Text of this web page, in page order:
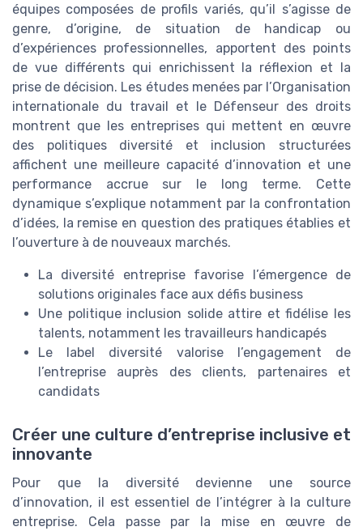
équipes composées de profils variés, qu’il s’agisse de
genre, d’origine, de situation de handicap ou
d’expériences professionnelles, apportent des points
de vue différents qui enrichissent la réflexion et la
prise de décision. Les études menées par l’Organisation
internationale du travail et le Défenseur des droits
montrent que les entreprises qui mettent en œuvre
des politiques diversité et inclusion structurées
affichent une meilleure capacité d’innovation et une
performance accrue sur le long terme. Cette
dynamique s’explique notamment par la confrontation
d’idées, la remise en question des pratiques établies et
l’ouverture à de nouveaux marchés.
La diversité entreprise favorise l’émergence de
solutions originales face aux défis business
Une politique inclusion solide attire et fidélise les
talents, notamment les travailleurs handicapés
Le label diversité valorise l’engagement de
l’entreprise auprès des clients, partenaires et
candidats
Créer une culture d’entreprise inclusive et
innovante
Pour que la diversité devienne une source
d’innovation, il est essentiel de l’intégrer à la culture
entreprise. Cela passe par la mise en œuvre de